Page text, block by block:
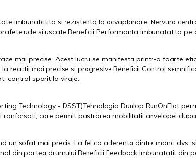
imbunatatita si rezistenta la acvaplanare. Nervura
ude si uscate.Beneficii Performanta imbunatatita
mai precise. Acest lucru se manifesta printr-o foarte
reactii mai precise si progresive.Beneficii Control
control sporit la viraje.
Technology - DSST)Tehnologia Dunlop RunOnFlat
ranforsati, care permit pastrarea mobilitatii anvelopei
un sofat mai precis. La fel ca aderenta dintre mana dvs.
din partea drumului.Beneficii Feedback imbunatatit din